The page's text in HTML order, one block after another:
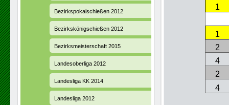
1
1
2
4
2
4
Bezirkspokalschießen 2012
Bezirkskönigschießen 2012
Bezirksmeisterschaft 2015
Landesoberliga 2012
Landesliga KK 2014
Landesliga 2012